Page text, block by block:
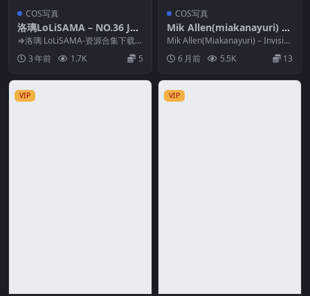
COS写真
洛璃LoLiSAMA – NO.36 JK
[62P-287MB]
⇒洛璃 LoLiSAMA-资源合集下载
称」：洛璃L...
3 年前 1.7K 5
COS写真
Mik Allen(miakanayuri) – I
nvisigal
Mik Allen(Miakanayuri) – Invisig
6 月前 5.5K 13
VIP VIP